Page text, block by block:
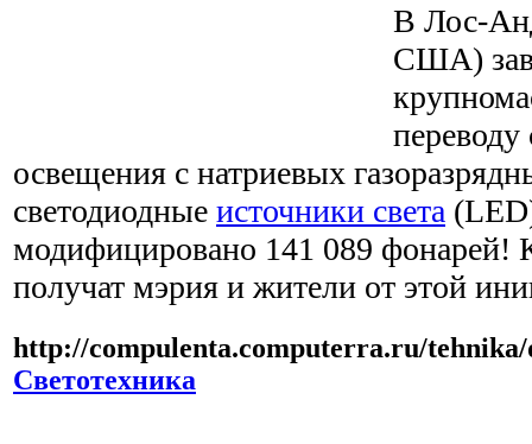
В Лос-
США)
переводу
освещения с натриевых
светодиодные источники света
модифицировано 141 089 фонарей!
получат мэрия и жители от этой
http://compulenta.computerra.ru/tehnika/
Светотехника